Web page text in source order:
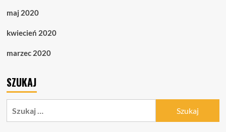
maj 2020
kwiecień 2020
marzec 2020
SZUKAJ